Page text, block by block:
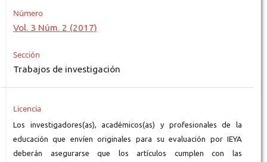
Número
Vol. 3 Núm. 2 (2017)
Sección
Trabajos de investigación
Licencia
Los investigadores(as), académicos(as) y profesionales de la
educación que envíen originales para su evaluación por IEYA
deberán asegurarse que los artículos cumplen con las